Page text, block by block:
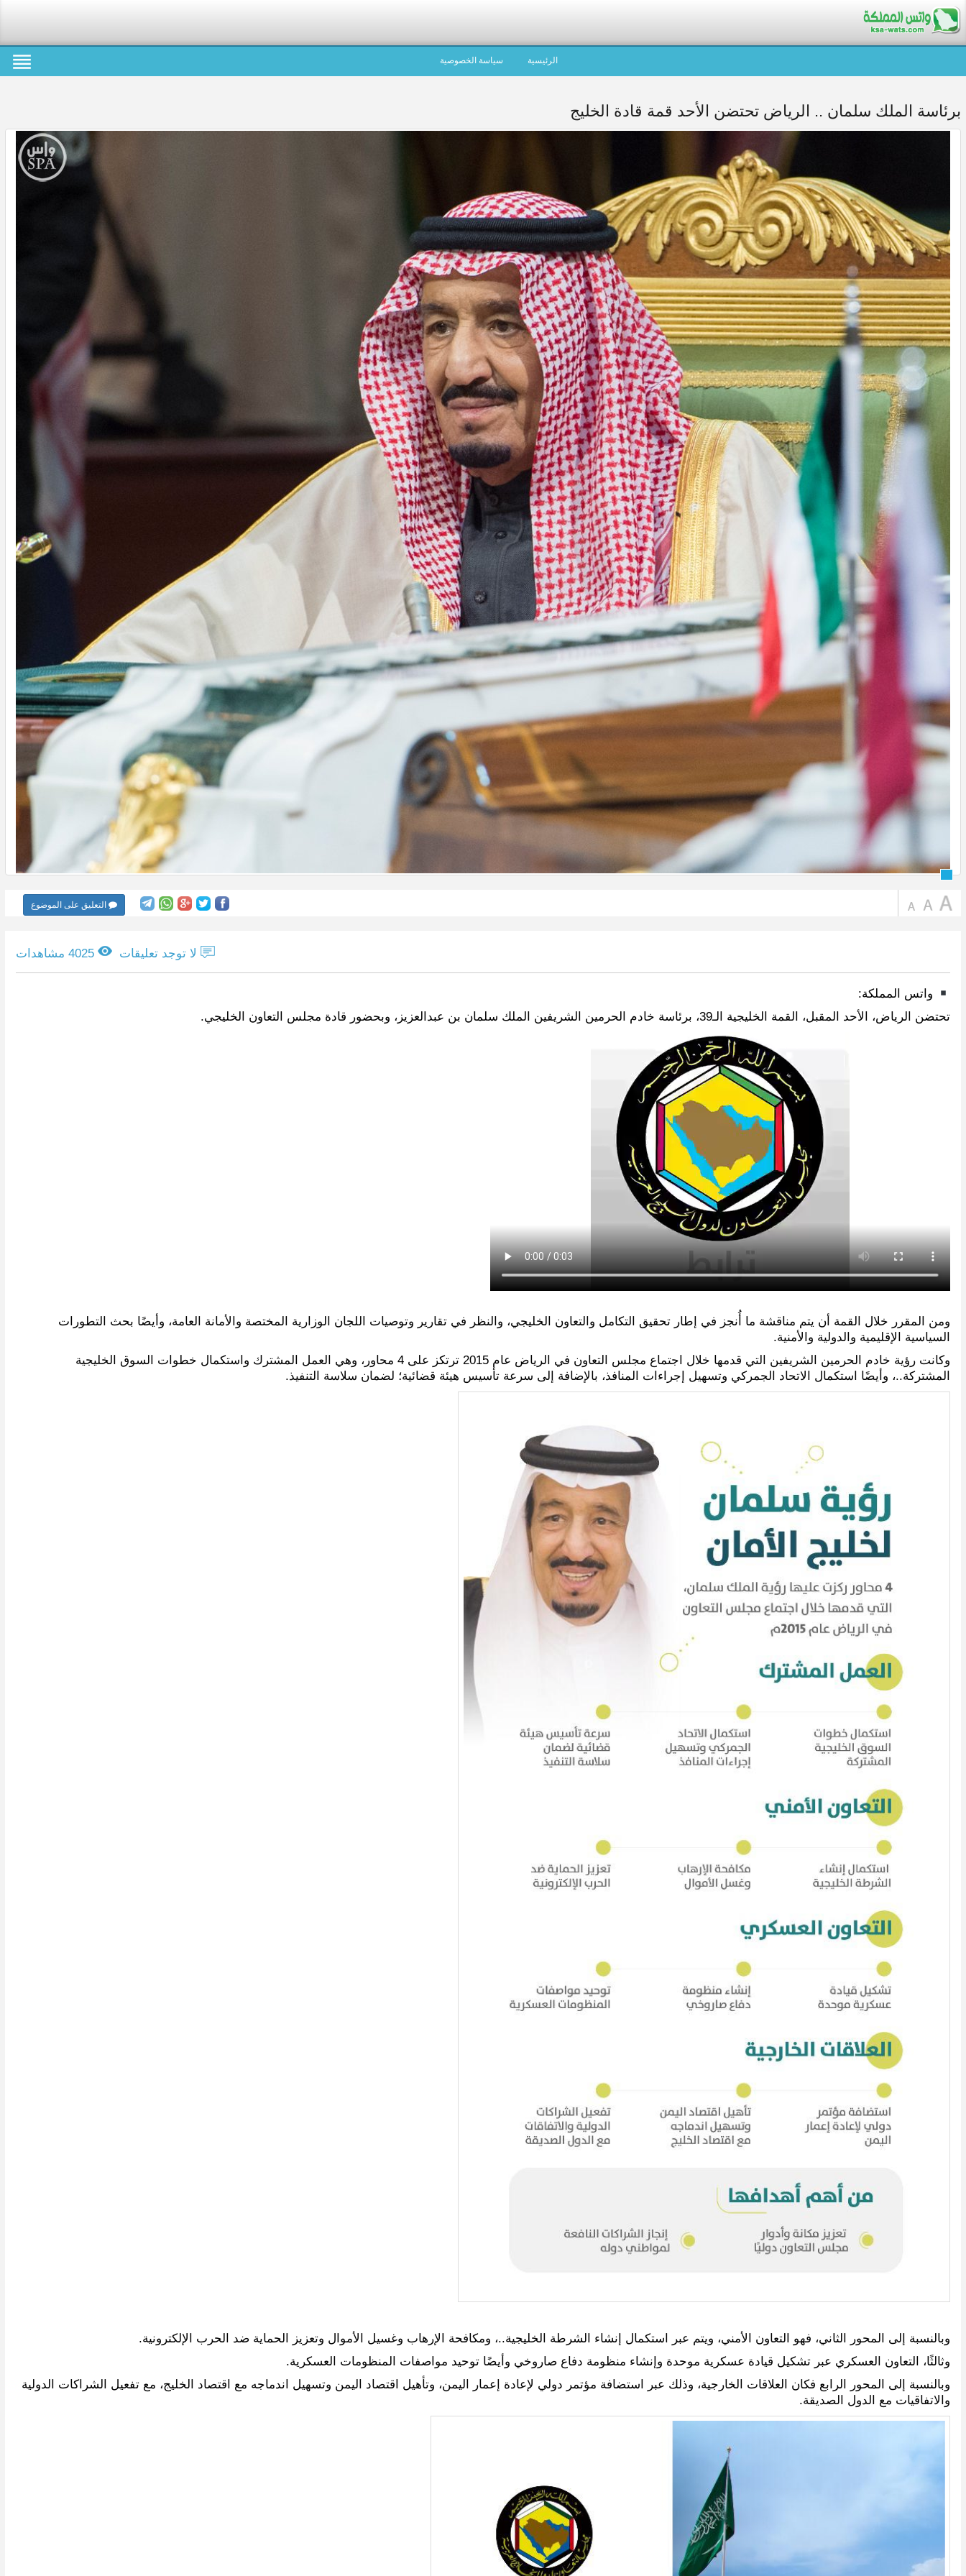
الرئيسية سياسة الخصوصية
برئاسة الملك سلمان .. الرياض تحتضن الأحد قمة قادة الخليج
التعليق على الموضوع
لا توجد تعليقات 4025 مشاهدات
واتس المملكة:
تحتضن الرياض، الأحد المقبل، القمة الخليجية الـ39، برئاسة خادم الحرمين الشريفين الملك سلمان بن عبدالعزيز، وبحضور قادة مجلس التعاون الخليجي.
ومن المقرر خلال القمة أن يتم مناقشة ما أُنجز في إطار تحقيق التكامل والتعاون الخليجي، والنظر في تقارير وتوصيات اللجان الوزارية المختصة والأمانة العامة، وأيضًا بحث التطورات
السياسية الإقليمية والدولية والأمنية.
وكانت رؤية خادم الحرمين الشريفين التي قدمها خلال اجتماع مجلس التعاون في الرياض عام 2015 ترتكز على 4 محاور، وهي العمل المشترك واستكمال خطوات السوق الخليجية
المشتركة..، وأيضًا استكمال الاتحاد الجمركي وتسهيل إجراءات المنافذ، بالإضافة إلى سرعة تأسيس هيئة قضائية؛ لضمان سلاسة التنفيذ.
وبالنسبة إلى المحور الثاني، فهو التعاون الأمني، ويتم عبر استكمال إنشاء الشرطة الخليجية..، ومكافحة الإرهاب وغسيل الأموال وتعزيز الحماية ضد الحرب الإلكترونية.
وثالثًا، التعاون العسكري عبر تشكيل قيادة عسكرية موحدة وإنشاء منظومة دفاع صاروخي وأيضًا توحيد مواصفات المنظومات العسكرية.
وبالنسبة إلى المحور الرابع فكان العلاقات الخارجية، وذلك عبر استضافة مؤتمر دولي لإعادة إعمار اليمن، وتأهيل اقتصاد اليمن وتسهيل اندماجه مع اقتصاد الخليج، مع تفعيل الشراكات الدولية
والاتفاقيات مع الدول الصديقة.